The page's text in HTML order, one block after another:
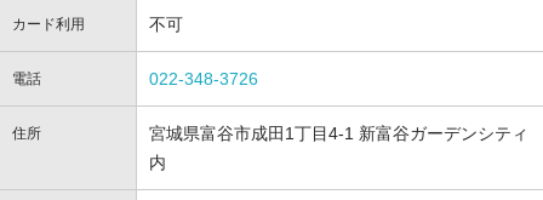
カード利用 不可
電話 022-348-3726
住所
宮城県富谷市成田1丁目4-1 新富谷ガーデンシティ
内